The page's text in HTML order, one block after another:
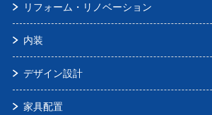
リフォーム・リノベーション
内装
デザイン設計
家具配置